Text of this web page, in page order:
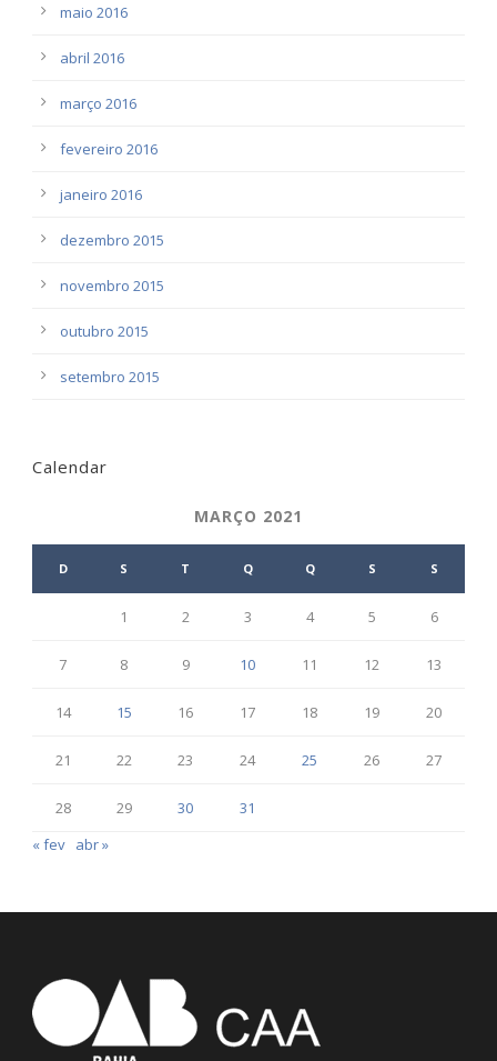
maio 2016
abril 2016
março 2016
fevereiro 2016
janeiro 2016
dezembro 2015
novembro 2015
outubro 2015
setembro 2015
Calendar
MARÇO 2021
D S T Q Q S S
1 2 3 4 5 6
7 8 9 10 11 12 13
14 15 16 17 18 19 20
21 22 23 24 25 26 27
28 29 30
31
« fev abr »